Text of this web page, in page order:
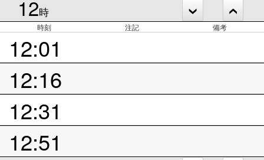
12時
時刻 注記 備考
12:01
12:16
12:31
12:51